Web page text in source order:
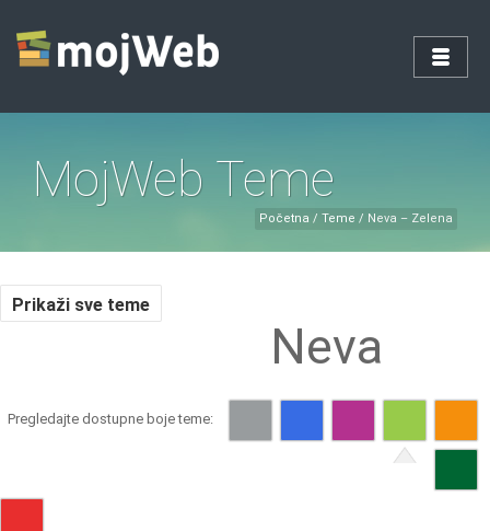
MojWeb Teme
Početna / Teme / Neva – Zelena
Prikaži sve teme
Neva
Pregledajte dostupne boje teme: